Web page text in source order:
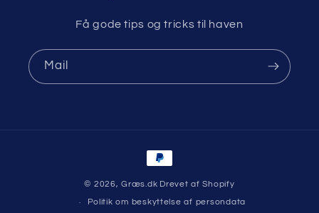
Få gode tips og tricks til haven
Mail
Betalingsmetoder
© 2026,Græs.dk Drevet af Shopify
Politik om beskyttelse af persondata